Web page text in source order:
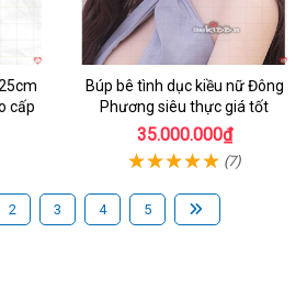
cấp
Búp bê tình dục kiều nữ Đông
Phương siêu thực giá tốt
35.000.000₫
(7)
2 3 4 5